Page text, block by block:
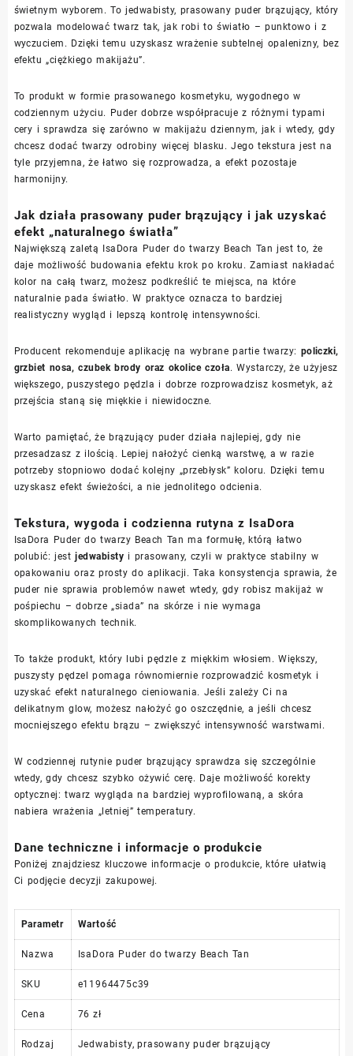
świetnym wyborem. To jedwabisty, prasowany puder brązujący, który
pozwala modelować twarz tak, jak robi to światło – punktowo i z
wyczuciem. Dzięki temu uzyskasz wrażenie subtelnej opalenizny, bez
efektu „ciężkiego makijażu”.
To produkt w formie prasowanego kosmetyku, wygodnego w
codziennym użyciu. Puder dobrze współpracuje z różnymi typami
cery i sprawdza się zarówno w makijażu dziennym, jak i wtedy, gdy
chcesz dodać twarzy odrobiny więcej blasku. Jego tekstura jest na
tyle przyjemna, że łatwo się rozprowadza, a efekt pozostaje
harmonijny.
Jak działa prasowany puder brązujący i jak uzyskać
efekt „naturalnego światła”
Największą zaletą IsaDora Puder do twarzy Beach Tan jest to, że
daje możliwość budowania efektu krok po kroku. Zamiast nakładać
kolor na całą twarz, możesz podkreślić te miejsca, na które
naturalnie pada światło. W praktyce oznacza to bardziej
realistyczny wygląd i lepszą kontrolę intensywności.
Producent rekomenduje aplikację na wybrane partie twarzy: policzki,
grzbiet nosa, czubek brody oraz okolice czoła. Wystarczy, że użyjesz
większego, puszystego pędzla i dobrze rozprowadzisz kosmetyk, aż
przejścia staną się miękkie i niewidoczne.
Warto pamiętać, że brązujący puder działa najlepiej, gdy nie
przesadzasz z ilością. Lepiej nałożyć cienką warstwę, a w razie
potrzeby stopniowo dodać kolejny „przebłysk” koloru. Dzięki temu
uzyskasz efekt świeżości, a nie jednolitego odcienia.
Tekstura, wygoda i codzienna rutyna z IsaDora
IsaDora Puder do twarzy Beach Tan ma formułę, którą łatwo
polubić: jestjedwabisty i prasowany, czyli w praktyce stabilny w
opakowaniu oraz prosty do aplikacji. Taka konsystencja sprawia, że
puder nie sprawia problemów nawet wtedy, gdy robisz makijaż w
pośpiechu – dobrze „siada” na skórze i nie wymaga
skomplikowanych technik.
To także produkt, który lubi pędzle z miękkim włosiem. Większy,
puszysty pędzel pomaga równomiernie rozprowadzić kosmetyk i
uzyskać efekt naturalnego cieniowania. Jeśli zależy Ci na
delikatnym glow, możesz nałożyć go oszczędnie, a jeśli chcesz
mocniejszego efektu brązu – zwiększyć intensywność warstwami.
W codziennej rutynie puder brązujący sprawdza się szczególnie
wtedy, gdy chcesz szybko ożywić cerę. Daje możliwość korekty
optycznej: twarz wygląda na bardziej wyprofilowaną, a skóra
nabiera wrażenia „letniej” temperatury.
Dane techniczne i informacje o produkcie
Poniżej znajdziesz kluczowe informacje o produkcie, które ułatwią
Ci podjęcie decyzji zakupowej.
Parametr Wartość
Nazwa IsaDora Puder do twarzy Beach Tan
SKU e11964475c39
Cena 76 zł
Rodzaj Jedwabisty, prasowany puder brązujący